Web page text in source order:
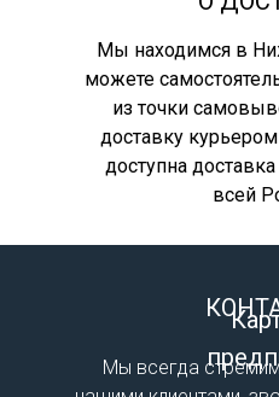
Мы находимся в
можете
из точки
доставку
доступна
всей
Мы всегда